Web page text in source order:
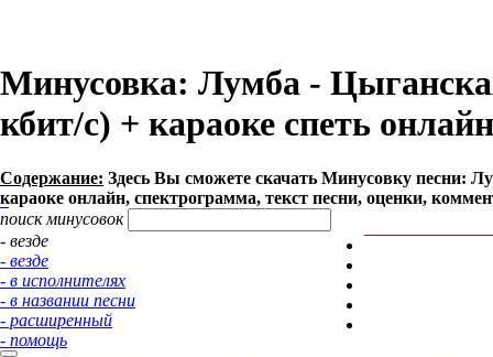
Минусовка: Лумба -
кбит/с) + караоке спеть онлайн
Содержание: Здесь Вы сможете cкачать Минусовку песни:
караоке онлайн, спектрограмма, текст песни, оценки,
поиск минусовок
- везде
- везде
- в исполнителях
- в названии песни
- расширенный
- помощь